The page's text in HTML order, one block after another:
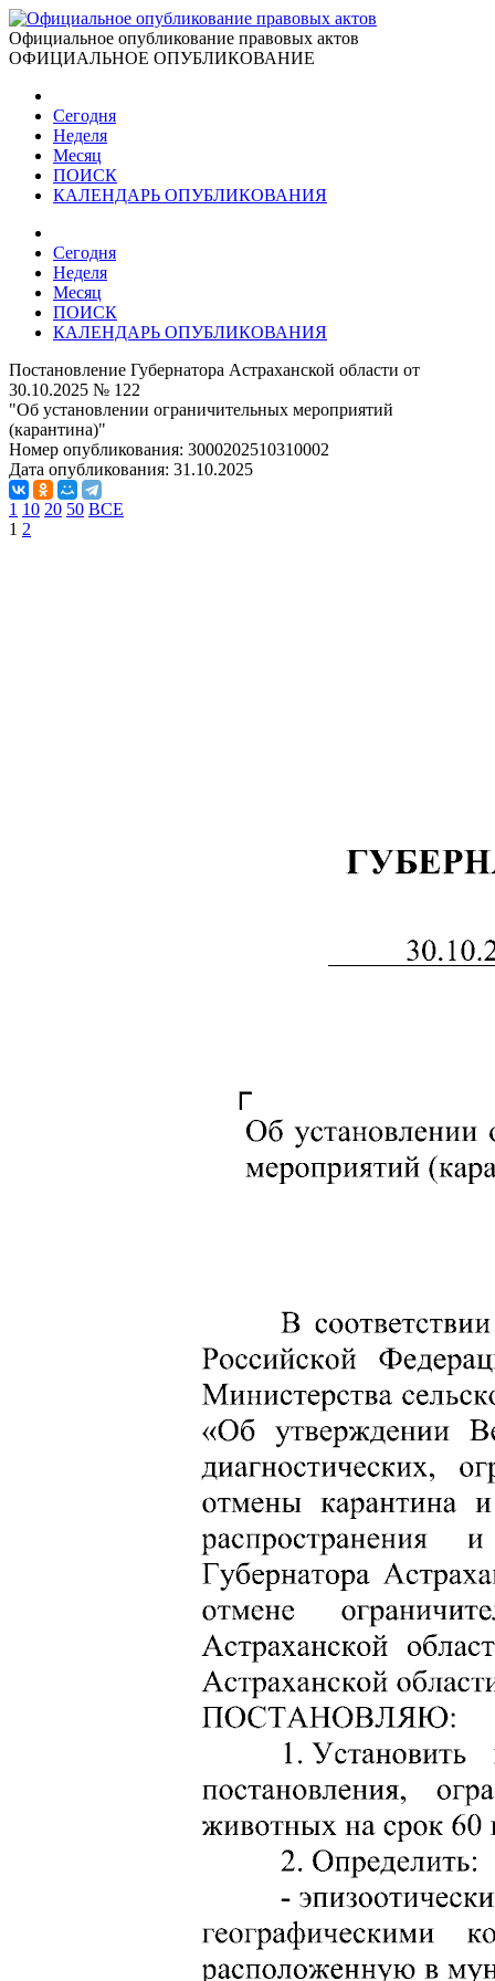
Официальное опубликование правовых актов
ОФИЦИАЛЬНОЕ ОПУБЛИКОВАНИЕ
Сегодня
Неделя
Месяц
ПОИСК
КАЛЕНДАРЬ ОПУБЛИКОВАНИЯ
Сегодня
Неделя
Месяц
ПОИСК
КАЛЕНДАРЬ ОПУБЛИКОВАНИЯ
Постановление Губернатора Астраханской области от
30.10.2025 № 122
"Об установлении ограничительных мероприятий
(карантина)"
Номер опубликования: 3000202510310002
Дата опубликования: 31.10.2025
1 10 20 50 ВСЕ
1 2